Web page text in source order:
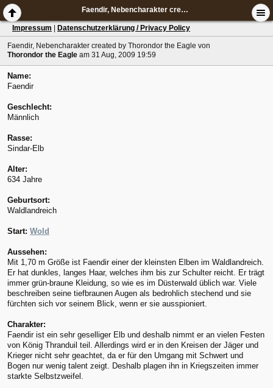
Faendir, Nebencharakter created by Thorondor the Eagle
Impressum Datenschutzerklärung / Privacy Policy
Faendir, Nebencharakter created by Thorondor the Eagle von
Thorondor the Eagle am 31 Aug, 2009 19:59
Name:
Faendir
Geschlecht:
Männlich
Rasse:
Sindar-Elb
Alter:
634 Jahre
Geburtsort:
Waldlandreich
Start: Wold
Aussehen:
Mit 1,70 m Größe ist Faendir einer der kleinsten Elben im Waldlandreich.
Er hat dunkles, langes Haar, welches ihm bis zur Schulter reicht. Er trägt
immer grün-braune Kleidung, so wie es im Düsterwald üblich war. Viele
beschreiben seine tiefbraunen Augen als bedrohlich stechend und sie
fürchten sich vor seinem Blick, wenn er sie ausspioniert.
Charakter:
Faendir ist ein sehr geselliger Elb und deshalb nimmt er an vielen Festen
von König Thranduil teil. Allerdings wird er in den Kreisen der Jäger und
Krieger nicht sehr geachtet, da er für den Umgang mit Schwert und
Bogen nur wenig talent zeigt. Deshalb plagen ihn in Kriegszeiten immer
starkte Selbstzweifel.